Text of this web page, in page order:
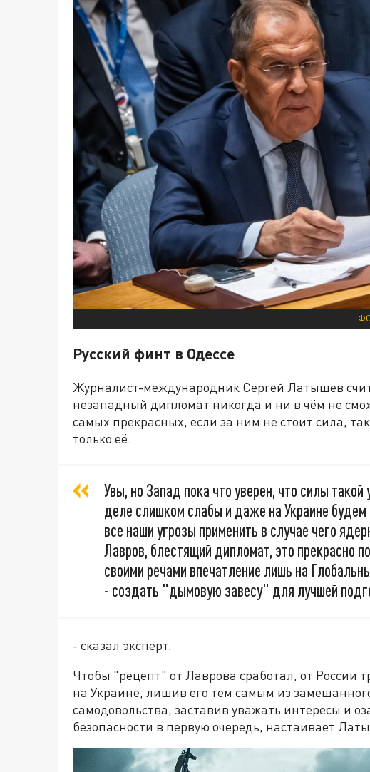
Русский финт в Одессе
Журналист-международник Сергей Латышев
незападный дипломат никогда и ни в чём не
самых прекрасных, если за ним не стоит сила,
только её.
Увы, но Запад пока что уверен, что силы
деле слишком слабы и даже на Украине
все наши угрозы применить в случае чего
Лавров, блестящий дипломат, это прекрасно
своими речами впечатление лишь на
- создать "дымовую завесу" для лучшей
- сказал эксперт.
Чтобы "рецепт" от Лаврова сработал, от России
на Украине, лишив его тем самым из
самодовольства, заставив уважать интересы и
безопасности в первую очередь, настаивает